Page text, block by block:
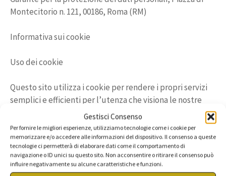
Gestisci Consenso
Per fornire le migliori esperienze, utilizziamo tecnologie come i cookie per
memorizzare e/o accedere alle informazioni del dispositivo. Il consenso a queste
tecnologie ci permetterà di elaborare dati come il comportamento di
navigazione o ID unici su questo sito. Non acconsentire o ritirare il consenso può
influire negativamente su alcune caratteristiche e funzioni.
Montecitorio n. 121, 00186, Roma (RM)
Informativa sui cookie
Uso dei cookie
Questo sito utilizza i cookie per rendere i propri servizi
semplici e efficienti per l’utenza che visiona le nostre
pagine. Gli utenti che visionano il Sito, vedranno inserite
delle quantità minime di informazioni nei dispositivi in
uso, che siano computer e periferiche mobili, in piccoli
file di testo denominati “cookie” salvati nelle directory
utilizzate dal browser web dell’Utente. Vi sono vari tipi